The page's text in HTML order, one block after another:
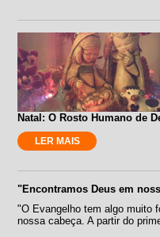
Natal: O Rosto Humano de
LER MAIS
"Encontramos Deus em
"O Evangelho tem algo muito
nossa cabeça. A partir do